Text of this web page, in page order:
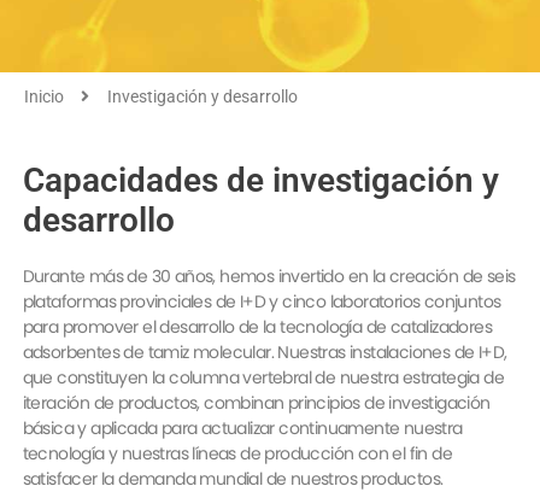
Inicio Investigación y desarrollo
Capacidades de investigación y
desarrollo
Durante más de 30 años, hemos invertido en la creación de seis
plataformas provinciales de I+D y cinco laboratorios conjuntos
para promover el desarrollo de la tecnología de catalizadores
adsorbentes de tamiz molecular. Nuestras instalaciones de I+D,
que constituyen la columna vertebral de nuestra estrategia de
iteración de productos, combinan principios de investigación
básica y aplicada para actualizar continuamente nuestra
tecnología y nuestras líneas de producción con el fin de
satisfacer la demanda mundial de nuestros productos.